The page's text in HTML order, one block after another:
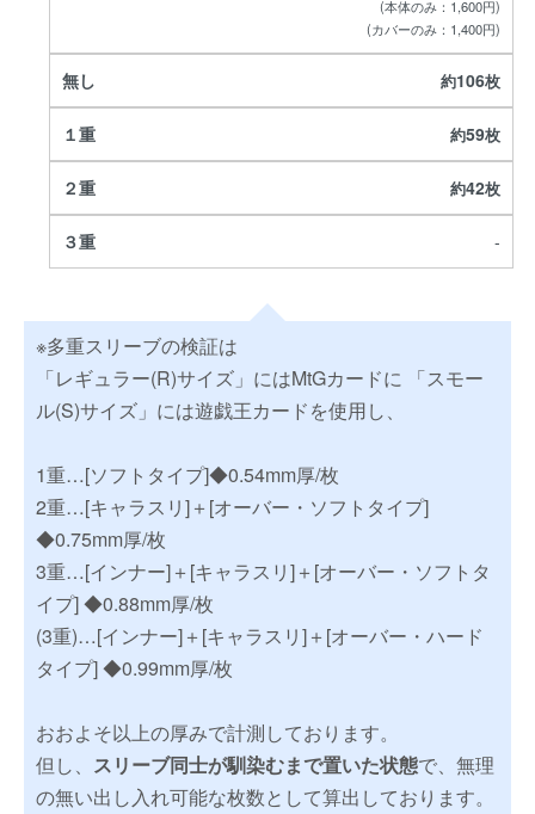
(本体のみ：1,600円)
(カバーのみ：1,400円)
106
59
42
-
※多重スリーブの検証は
「レギュラー(R)サイズ」にはMtGカードに 「スモー
ル(S)サイズ」には遊戯王カードを使用し、
1重…[ソフトタイプ]◆0.54mm厚/枚
2重…[キャラスリ]＋[オーバー・ソフトタイプ]
◆0.75mm厚/枚
3重…[インナー]＋[キャラスリ]＋[オーバー・ソフトタ
イプ] ◆0.88mm厚/枚
(3重)…[インナー]＋[キャラスリ]＋[オーバー・ハード
タイプ] ◆0.99mm厚/枚
おおよそ以上の厚みで計測しております。
但し、 スリーブ同士が馴染むまで置いた状態で、無理
の無い出し入れ可能な枚数として算出しております。